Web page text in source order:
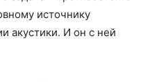
источнику
акустики. И он с ней